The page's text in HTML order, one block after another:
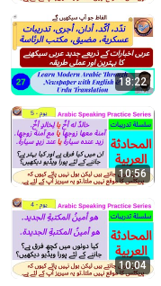
18:22
10:56
10:04